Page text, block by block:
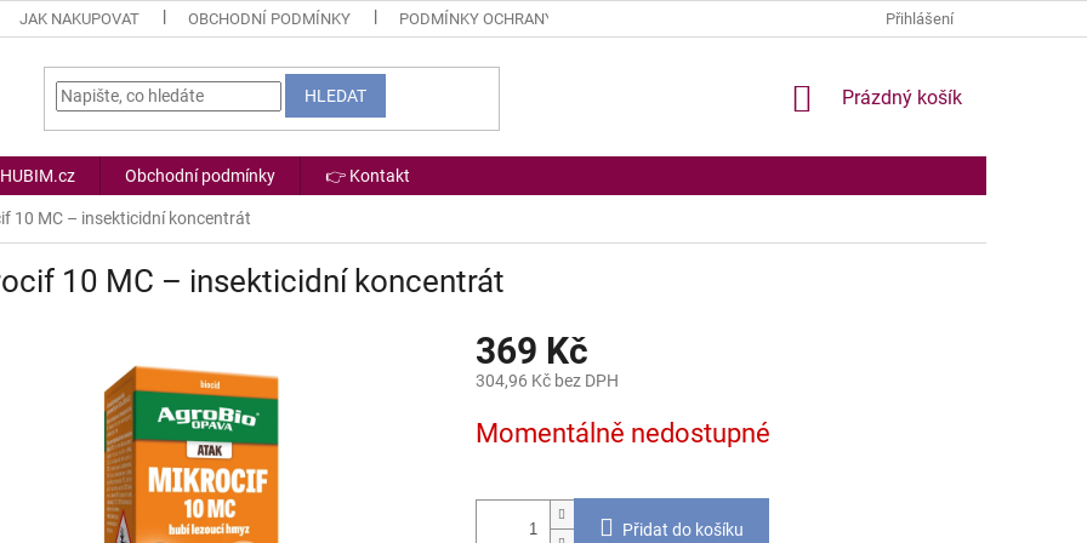
JAK NAKUPOVAT OBCHODNÍ PODMÍNKY PODMÍNKY OCHRANY OSOBNÍCH ÚDAJŮ Přihlášení
HLEDAT
NÁKUPNÍ
Prázdný košík
Obchodní podmínky 👉 Kontakt
10 MC – insekticidní koncentrát
10 MC – insekticidní koncentrát
369 Kč
304,96 Kč bez DPH
cena:
Momentálně nedostupné
Přidat do košíku